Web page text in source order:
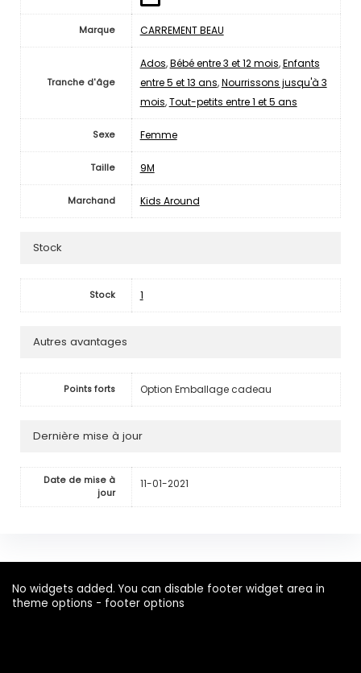
Marque CARREMENT BEAU
Tranche d'âge
Ados,Bébé entre 3 et 12 mois,Enfants
entre 5 et 13 ans,Nourrissons jusqu'à 3
mois,Tout-petits entre 1 et 5 ans
Sexe Femme
Taille 9M
Marchand Kids Around
Stock
Stock 1
Autres avantages
Points forts Option Emballage cadeau
Dernière mise à jour
Date de mise à
jour
11-01-2021
No widgets added. You can disable footer widget area in
theme options - footer options